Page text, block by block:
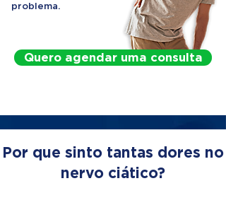
problema.
Quero agendar uma consulta
Por que sinto tantas dores no
nervo ciático?